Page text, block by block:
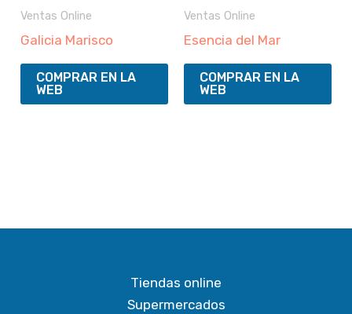
Ventas Online
Galicia Marisco
COMPRAR EN LA
WEB
Ventas Online
Esencia del Mar
COMPRAR EN LA
WEB
Tiendas online
Supermercados